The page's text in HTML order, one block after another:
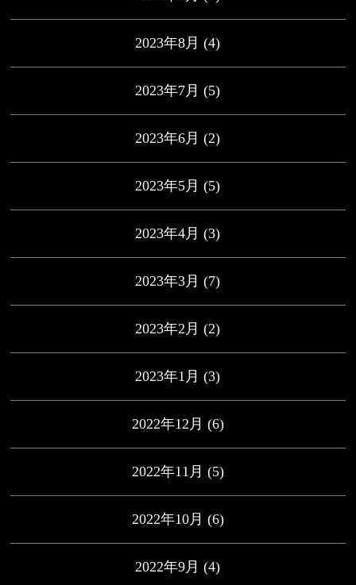
2023年8月 (4)
2023年7月 (5)
2023年6月 (2)
2023年5月 (5)
2023年4月 (3)
2023年3月 (7)
2023年2月 (2)
2023年1月 (3)
2022年12月 (6)
2022年11月 (5)
2022年10月 (6)
2022年9月 (4)